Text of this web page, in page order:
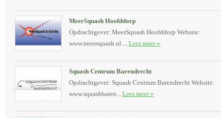
MeerSquash Hoofddorp
Opdrachtgever: MeerSquash Hoofddorp Website:
www.meersquash.nl ... Lees meer »
Squash Centrum Barendrecht
Opdrachtgever: Squash Centrum Barendrecht Website:
www.squashbaren... Lees meer »